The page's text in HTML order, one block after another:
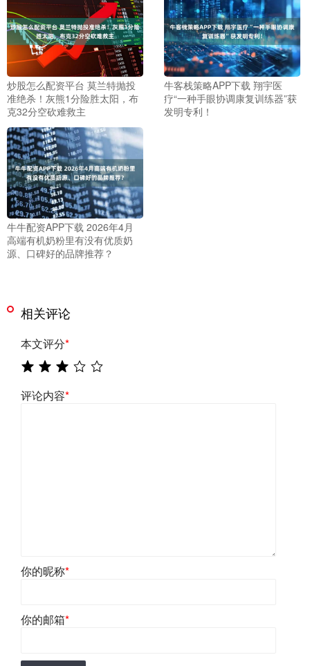
炒股怎么配资平台 莫兰特抛投
准绝杀！灰熊1分险胜太阳，布
克32分空砍难救主
牛客栈策略APP下载 翔宇医
疗“一种手眼协调康复训练器”获
发明专利！
牛牛配资APP下载 2026年4月
高端有机奶粉里有没有优质奶
源、口碑好的品牌推荐？
相关评论
本文评分*
评论内容*
你的昵称*
你的邮箱*